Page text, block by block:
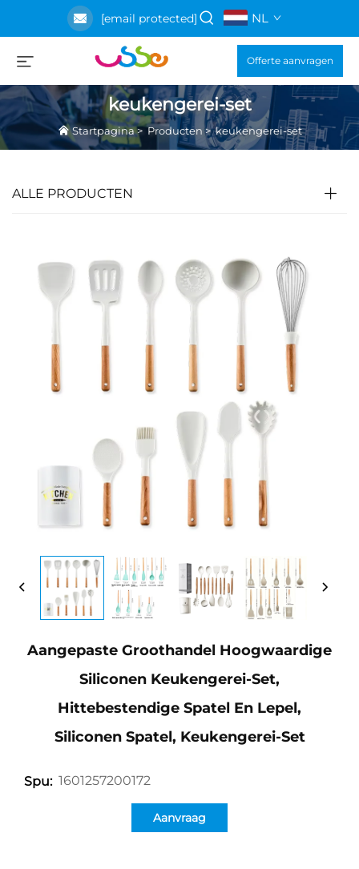
[email protected] NL
Offerte aanvragen
keukengerei-set
Startpagina>Producten>keukengerei-set
ALLE PRODUCTEN
Aangepaste Groothandel Hoogwaardige
Siliconen Keukengerei-Set,
Hittebestendige Spatel En Lepel,
Siliconen Spatel, Keukengerei-Set
Spu: 1601257200172
Aanvraag